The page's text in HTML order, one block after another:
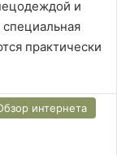
и
практически
интернета